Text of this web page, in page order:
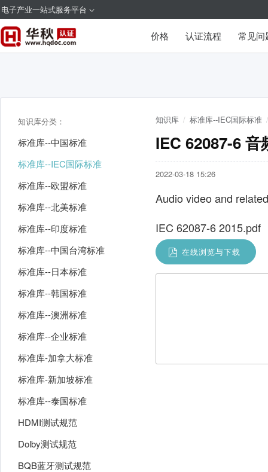
电子产业一站式服务平台
价格 认证流程 常见问
知识库分类：
标准库--中国标准
标准库--IEC国际标准
标准库--欧盟标准
标准库--北美标准
标准库--印度标准
标准库--中国台湾标准
标准库--日本标准
标准库--韩国标准
标准库--澳洲标准
标准库--企业标准
标准库-加拿大标准
标准库-新加坡标准
标准库--泰国标准
HDMI测试规范
Dolby测试规范
BQB蓝牙测试规范
知识库 / 标准库--IEC国际标准 /
IEC 62087-6
2022-03-18 15:26
Audio video and
IEC 62087-6 2015.pdf
在线浏览与下载